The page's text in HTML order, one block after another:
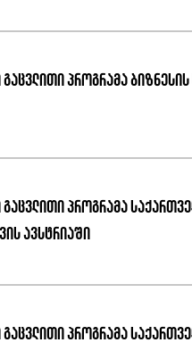
გაცვლითი პროგრამა
გაცვლითი პროგრამა
ავსტრიაში
გაცვლითი პროგრამა